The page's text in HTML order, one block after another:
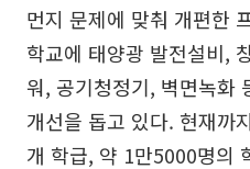
먼지 문제에 맞춰 개편한
학교에 태양광 발전설비,
워, 공기청정기, 벽면녹화
개선을 돕고 있다. 현재까
개 학급, 약 1만5000명의